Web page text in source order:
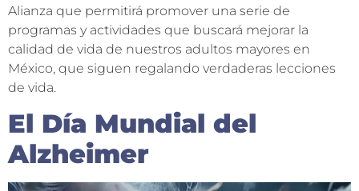
Alianza que permitirá promover una serie de
programas y actividades que buscará mejorar la
calidad de vida de nuestros adultos mayores en
México, que siguen regalando verdaderas lecciones
de vida.
El Día Mundial del
Alzheimer